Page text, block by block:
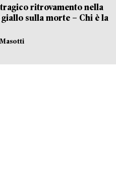
ritrovamento nella
sulla morte – Chi è la